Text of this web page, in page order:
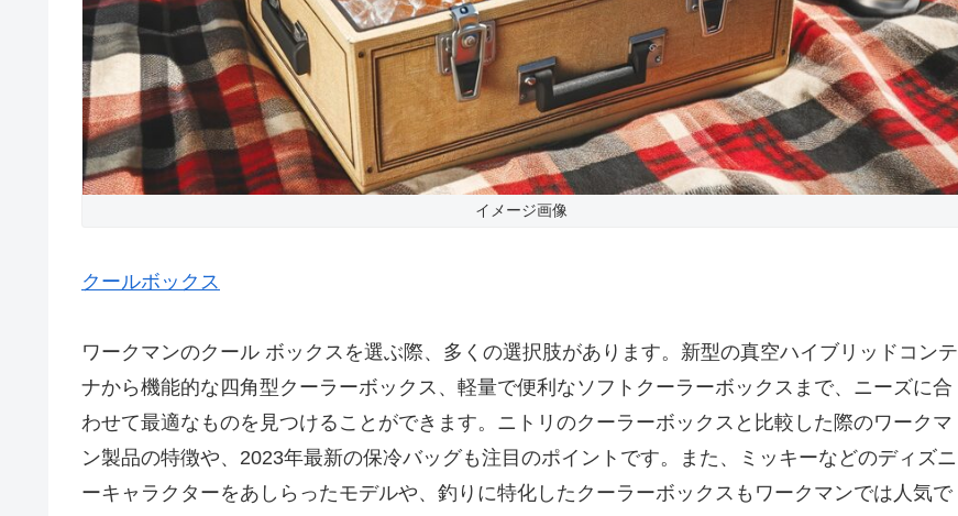
イメージ画像
クールボックス
ワークマンのクール ボックスを選ぶ際、多くの選択肢があります。新型の真空ハイブリッドコンテ
ナから機能的な四角型クーラーボックス、軽量で便利なソフトクーラーボックスまで、ニーズに合
わせて最適なものを見つけることができます。ニトリのクーラーボックスと比較した際のワークマ
ン製品の特徴や、2023年最新の保冷バッグも注目のポイントです。また、ミッキーなどのディズニ
ーキャラクターをあしらったモデルや、釣りに特化したクーラーボックスもワークマンでは人気で